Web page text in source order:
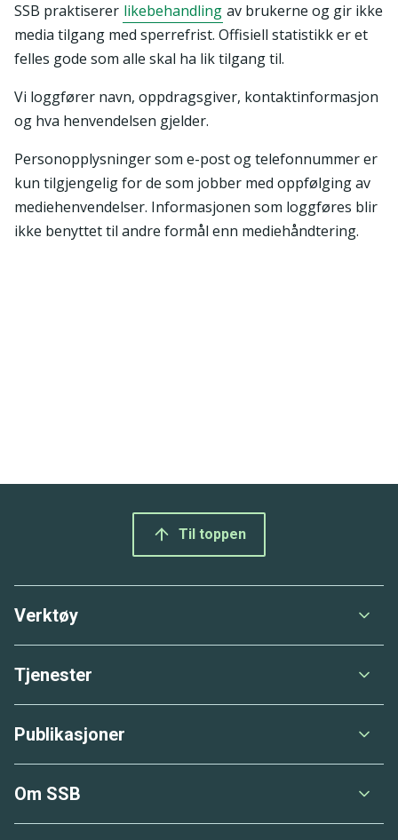
SSB praktiserer likebehandling av brukerne og gir ikke
media tilgang med sperrefrist. Offisiell statistikk er et
felles gode som alle skal ha lik tilgang til.
Vi loggfører navn, oppdragsgiver, kontaktinformasjon
og hva henvendelsen gjelder.
Personopplysninger som e-post og telefonnummer er
kun tilgjengelig for de som jobber med oppfølging av
mediehenvendelser. Informasjonen som loggføres blir
ikke benyttet til andre formål enn mediehåndtering.
Til toppen
Verktøy
Tjenester
Publikasjoner
Om SSB